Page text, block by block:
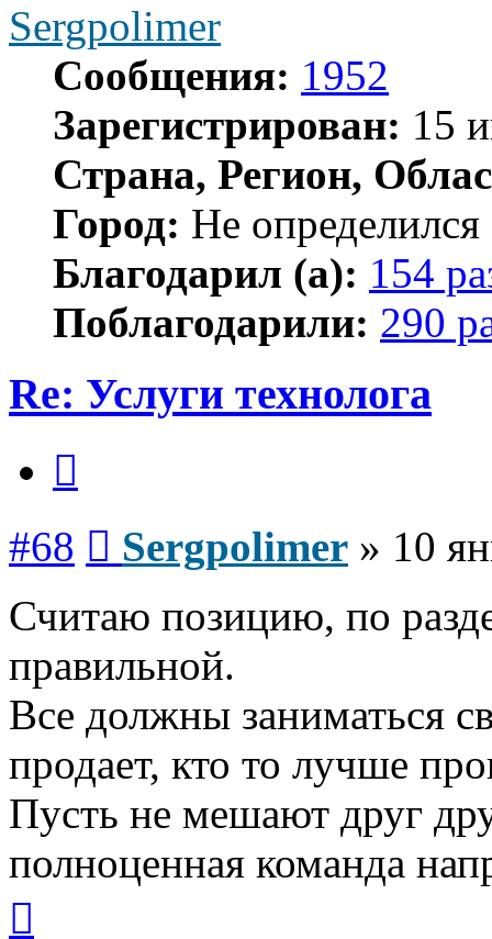
Sergpolimer
Сообщения: 1952
Зарегистрирован: 15
Страна, Регион,
Город: Не определился
Благодарил (а): 154
Поблагодарили: 290
Re: Услуги технолога
#68 Sergpolimer » 10
Считаю позицию, по
правильной.
Все должны заниматься
продает, кто то лучше
Пусть не мешают друг
полноценная команда